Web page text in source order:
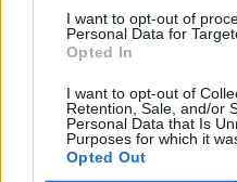
I want to opt-out of
Personal Data for
Opted In
I want to opt-out of
Retention, Sale, and/or
Personal Data that Is
Purposes for which it
Opted Out
konserver inte fick ta
skulle bara vara för dryck.
– Vi brukar ha
på grund av ett annat
När det hämtades stod
ungefär 40 sekunder,